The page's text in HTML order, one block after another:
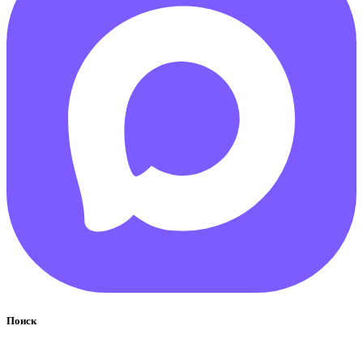
Поиск